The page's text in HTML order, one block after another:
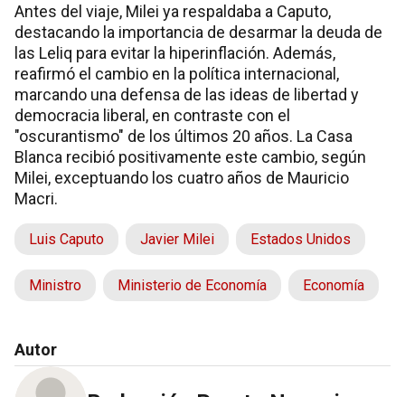
Antes del viaje, Milei ya respaldaba a Caputo,
destacando la importancia de desarmar la deuda de
las Leliq para evitar la hiperinflación. Además,
reafirmó el cambio en la política internacional,
marcando una defensa de las ideas de libertad y
democracia liberal, en contraste con el
"oscurantismo" de los últimos 20 años. La Casa
Blanca recibió positivamente este cambio, según
Milei, exceptuando los cuatro años de Mauricio
Macri.
Luis Caputo Javier Milei Estados Unidos
Ministro Ministerio de Economía Economía
Autor